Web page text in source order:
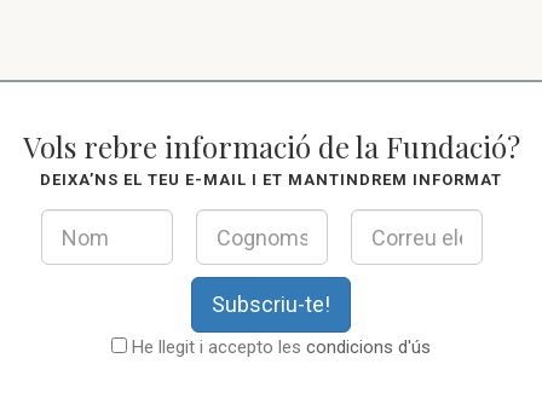
Vols rebre informació de la Fundació?
DEIXA’NS EL TEU E-MAIL I ET MANTINDREM INFORMAT
Subscriu-te!
He llegit i accepto les condicions d'ús